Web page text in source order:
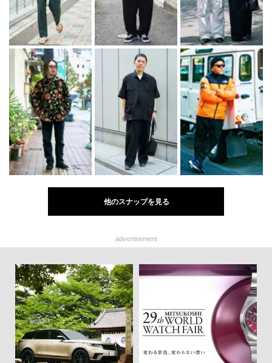
他のスナップを見る
advertisement